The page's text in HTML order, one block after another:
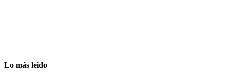
Lo más leido